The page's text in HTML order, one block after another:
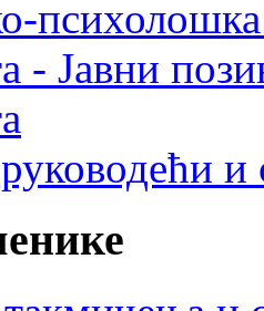
психолошка
- Јавни
и